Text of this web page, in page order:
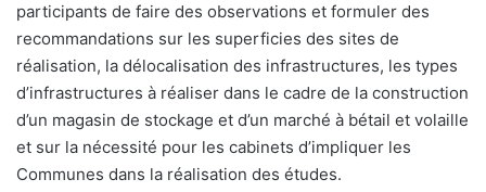
participants de faire des observations et formuler des
recommandations sur les superficies des sites de
réalisation, la délocalisation des infrastructures, les types
d’infrastructures à réaliser dans le cadre de la construction
d’un magasin de stockage et d’un marché à bétail et volaille
et sur la nécessité pour les cabinets d’impliquer les
Communes dans la réalisation des études.